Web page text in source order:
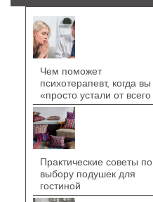
Чем поможет
психотерапевт, когда вы
«просто устали от всего
Практические советы по
выбору подушек для
гостиной